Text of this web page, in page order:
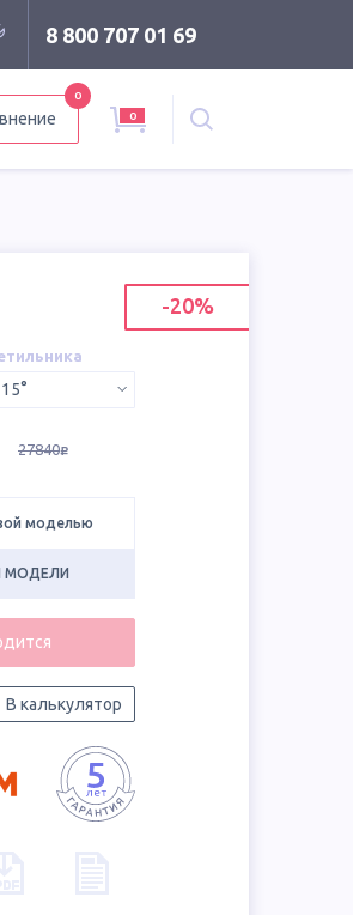
8 800 707 01 69
0
0
-20%
27840руб.
моделью
МОДЕЛИ
В калькулятор